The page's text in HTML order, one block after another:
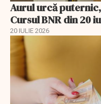
Aurul urcă
Cursul BNR din 20
20 IULIE 2026